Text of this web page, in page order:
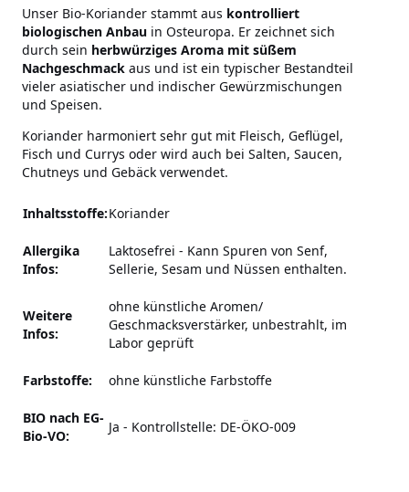
Unser Bio-Koriander stammt aus kontrolliert
biologischen Anbau in Osteuropa. Er zeichnet sich
durch sein herbwürziges Aroma mit süßem
Nachgeschmack aus und ist ein typischer Bestandteil
vieler asiatischer und indischer Gewürzmischungen
und Speisen.
Koriander harmoniert sehr gut mit Fleisch, Geflügel,
Fisch und Currys oder wird auch bei Salten, Saucen,
Chutneys und Gebäck verwendet.
Inhaltsstoffe:Koriander
Allergika
Infos:
Laktosefrei - Kann Spuren von Senf,
Sellerie, Sesam und Nüssen enthalten.
Weitere
Infos:
ohne künstliche Aromen/
Geschmacksverstärker, unbestrahlt, im
Labor geprüft
Farbstoffe: ohne künstliche Farbstoffe
BIO nach EG-
Bio-VO:
Ja - Kontrollstelle: DE-ÖKO-009